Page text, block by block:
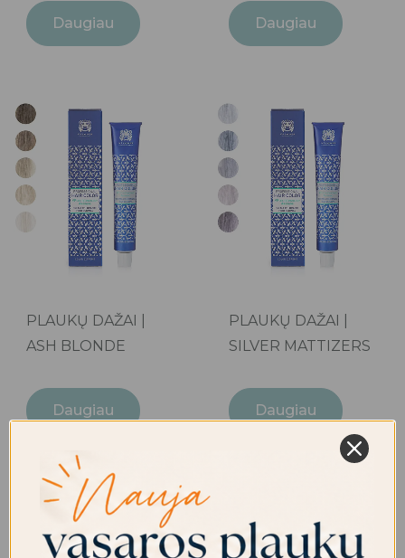
Daugiau Daugiau
PLAUKŲ DAŽAI |
ASH BLONDE
Daugiau
PLAUKŲ DAŽAI |
SILVER MATTIZERS
Daugiau